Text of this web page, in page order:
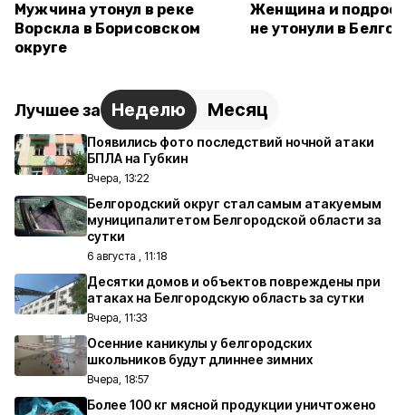
Мужчина утонул в реке
Ворскла в Борисовском
округе
Женщина и
не утонули в
Лучшее за Неделю Месяц
Появились фото последствий ночной атаки
БПЛА на Губкин
Вчера, 13:22
Белгородский округ стал самым атакуемым
муниципалитетом Белгородской области за
сутки
6 августа , 11:18
Десятки домов и объектов повреждены при
атаках на Белгородскую область за сутки
Вчера, 11:33
Осенние каникулы у белгородских
школьников будут длиннее зимних
Вчера, 18:57
Более 100 кг мясной продукции уничтожено